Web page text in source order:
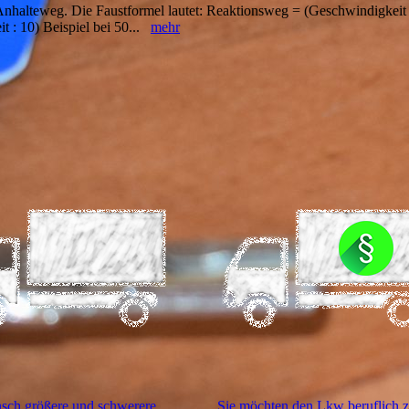
Die Faustformel lautet: Reaktionsweg =
: 10) Beispiel bei 50... mehr